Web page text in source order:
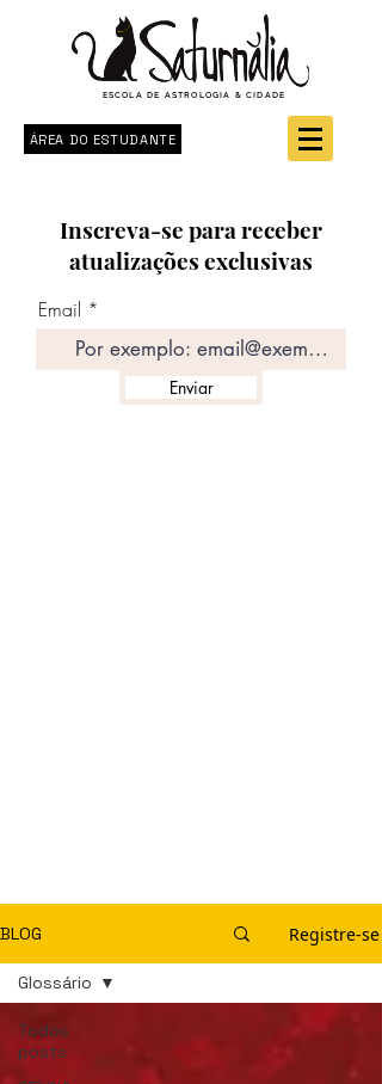
ESCOLA DE ASTROLOGIA & CIDADE
ÁREA DO ESTUDANTE
Inscreva-se para receber
atualizações exclusivas
Email
Enviar
BLOG Registre-se
Todos
posts
Glossário